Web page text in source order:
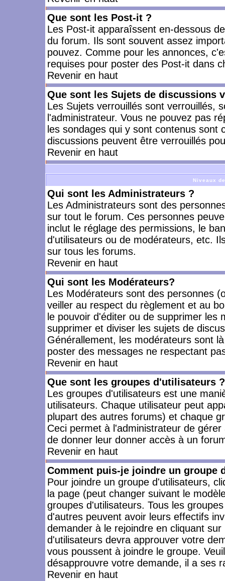
Que sont les Post-it ?
Les Post-it apparaîssent en-dessous
du forum. Ils sont souvent assez
pouvez. Comme pour les annonces,
requises pour poster des Post-it dans
Revenir en haut
Que sont les Sujets de discussions
Les Sujets verrouillés sont verrouillés,
l'administrateur. Vous ne pouvez pas
les sondages qui y sont contenus
discussions peuvent être verrouillés
Revenir en haut
Niveaux
Qui sont les Administrateurs ?
Les Administrateurs sont des
sur tout le forum. Ces personnes
inclut le réglage des permissions, le
d'utilisateurs ou de modérateurs, etc.
sur tous les forums.
Revenir en haut
Qui sont les Modérateurs?
Les Modérateurs sont des personnes
veiller au respect du règlement et au
le pouvoir d'éditer ou de supprimer les
supprimer et diviser les sujets de
Générallement, les modérateurs sont
poster des messages ne respectant
Revenir en haut
Que sont les groupes d'utilisateurs ?
Les groupes d'utilisateurs est une
utilisateurs. Chaque utilisateur peut
plupart des autres forums) et chaque
Ceci permet à l'administrateur de
de donner leur donner accès à un
Revenir en haut
Comment puis-je joindre un groupe
Pour joindre un groupe d'utilisateurs,
la page (peut changer suivant le
groupes d'utilisateurs. Tous les
d'autres peuvent avoir leurs effectifs
demander à le rejoindre en cliquant
d'utilisateurs devra approuver votre
vous poussent à joindre le groupe.
désapprouvre votre demande, il a ses
Revenir en haut